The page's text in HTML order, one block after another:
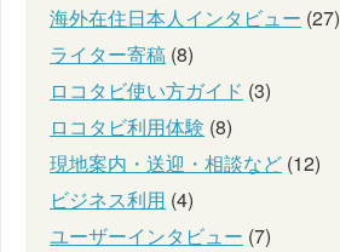
海外在住日本人インタビュー (27)
ライター寄稿 (8)
ロコタビ使い方ガイド (3)
ロコタビ利用体験 (8)
現地案内・送迎・相談など (12)
ビジネス利用 (4)
ユーザーインタビュー (7)